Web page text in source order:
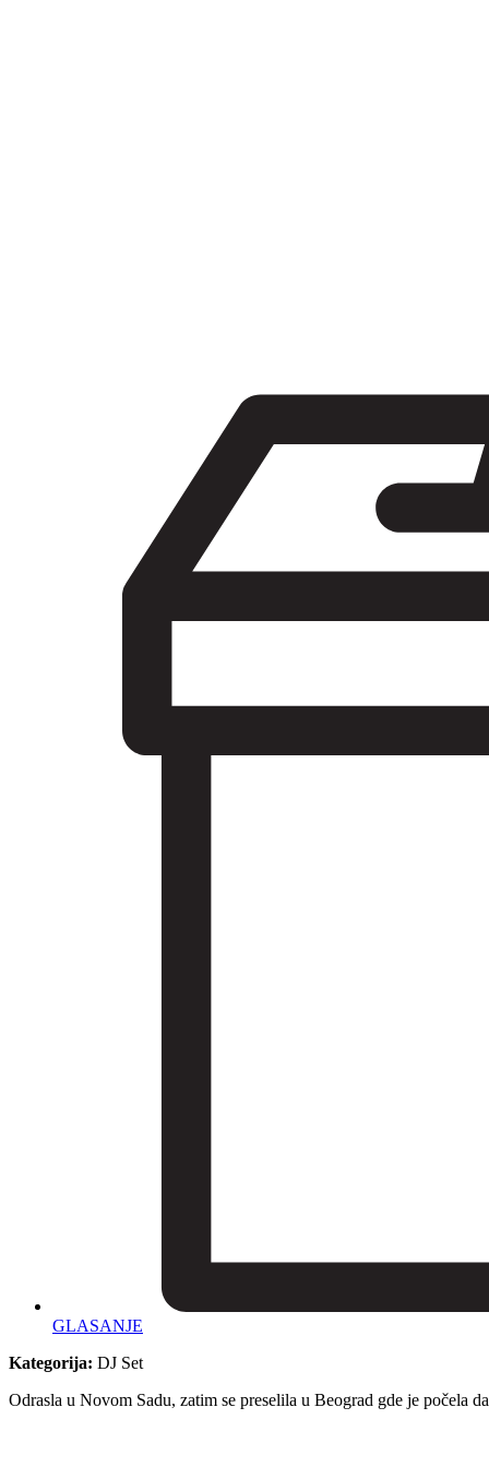
GLASANJE
Kategorija: DJ Set
Odrasla u Novom Sadu, zatim se preselila u Beograd gde je počela